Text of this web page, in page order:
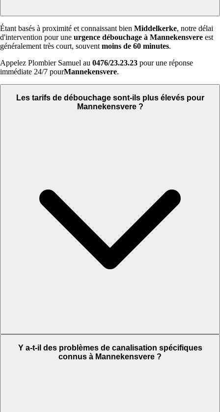
Étant basés à proximité et connaissant bien Middelkerke, notre délai
d'intervention pour une urgence débouchage à Mannekensvere est
généralement très court, souvent moins de 60 minutes.
Appelez Plombier Samuel au 0476/23.23.23 pour une réponse
immédiate 24/7 pourMannekensvere.
Les tarifs de débouchage sont-ils plus élevés pour
Mannekensvere ?
Y a-t-il des problèmes de canalisation spécifiques
connus à Mannekensvere ?